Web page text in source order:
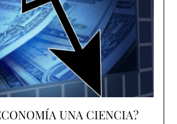
UNA CIENCIA?